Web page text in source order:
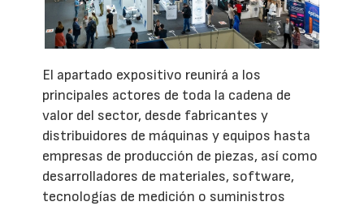
El apartado expositivo reunirá a los
principales actores de toda la cadena de
valor del sector, desde fabricantes y
distribuidores de máquinas y equipos hasta
empresas de producción de piezas, así como
desarrolladores de materiales, software,
tecnologías de medición o suministros